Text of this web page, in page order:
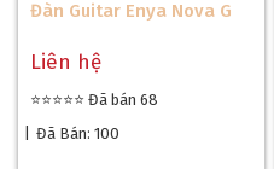
Đàn Guitar Enya Nova G
Liên hệ
⭐⭐⭐⭐⭐ Đã bán 68
Đã Bán: 100